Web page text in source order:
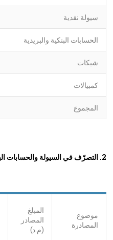
سيولة نقدية
الحسابات البنكية والبريدية
شيكات
كمبيالات
المجموع
2. التصرّف في السيولة والحسابات البنكيّة والبريديّة ا لمصادرة
موضوع
المصادرة
المبلغ
المصادر
(م.د)